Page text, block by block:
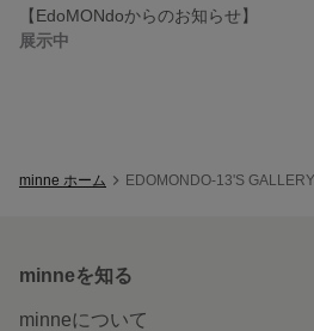
【EdoMONdoからのお知らせ】
展示中
minne ホーム EDOMONDO-13'S
minneを知る
minneについて